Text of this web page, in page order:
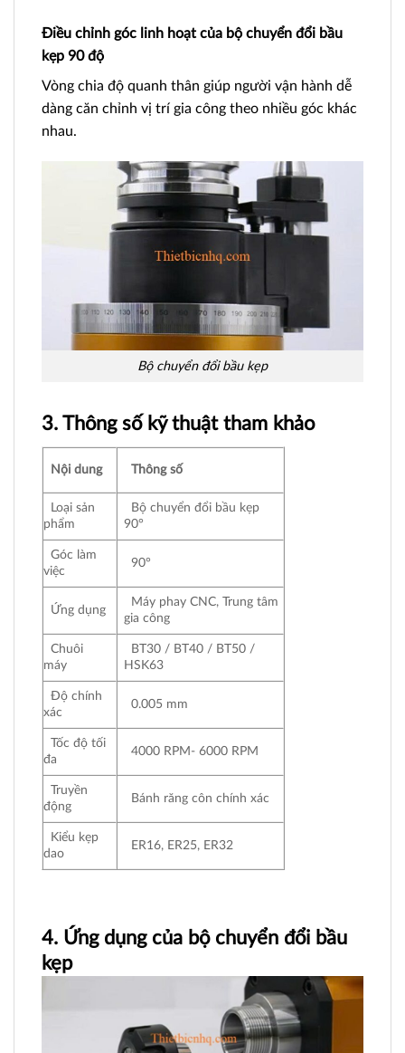
Điều chỉnh góc linh hoạt của bộ chuyển đổi bầu
kẹp 90 độ
Vòng chia độ quanh thân giúp người vận hành dễ
dàng căn chỉnh vị trí gia công theo nhiều góc khác
nhau.
Bộ chuyển đổi bầu kẹp
3. Thông số kỹ thuật tham khảo
Nội dung Thông số
Loại sản
phẩm
Bộ chuyển đổi bầu kẹp
90°
Góc làm
việc
90°
Ứng dụng
Máy phay CNC, Trung tâm
gia công
Chuôi
máy
BT30 / BT40 / BT50 /
HSK63
Độ chính
xác
0.005 mm
Tốc độ tối
đa
4000 RPM- 6000 RPM
Truyền
động
Bánh răng côn chính xác
Kiểu kẹp
dao
ER16, ER25, ER32
4. Ứng dụng của bộ chuyển đổi bầu
kẹp